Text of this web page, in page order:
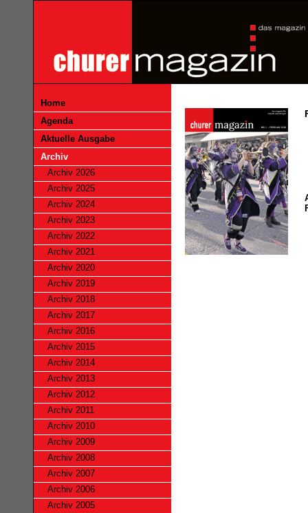
Home
Agenda
Aktuelle Ausgabe
Archiv
Archiv 2026
Archiv 2025
Archiv 2024
Archiv 2023
Archiv 2022
Archiv 2021
Archiv 2020
Archiv 2019
Archiv 2018
Archiv 2017
Archiv 2016
Archiv 2015
Archiv 2014
Archiv 2013
Archiv 2012
Archiv 2011
Archiv 2010
Archiv 2009
Archiv 2008
Archiv 2007
Archiv 2006
Archiv 2005